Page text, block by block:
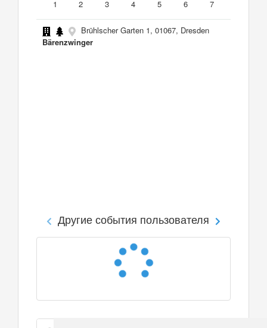
1
2 3 4 5 6 7
Brühlscher Garten 1, 01067, Dresden
Bärenzwinger
Другие события пользователя